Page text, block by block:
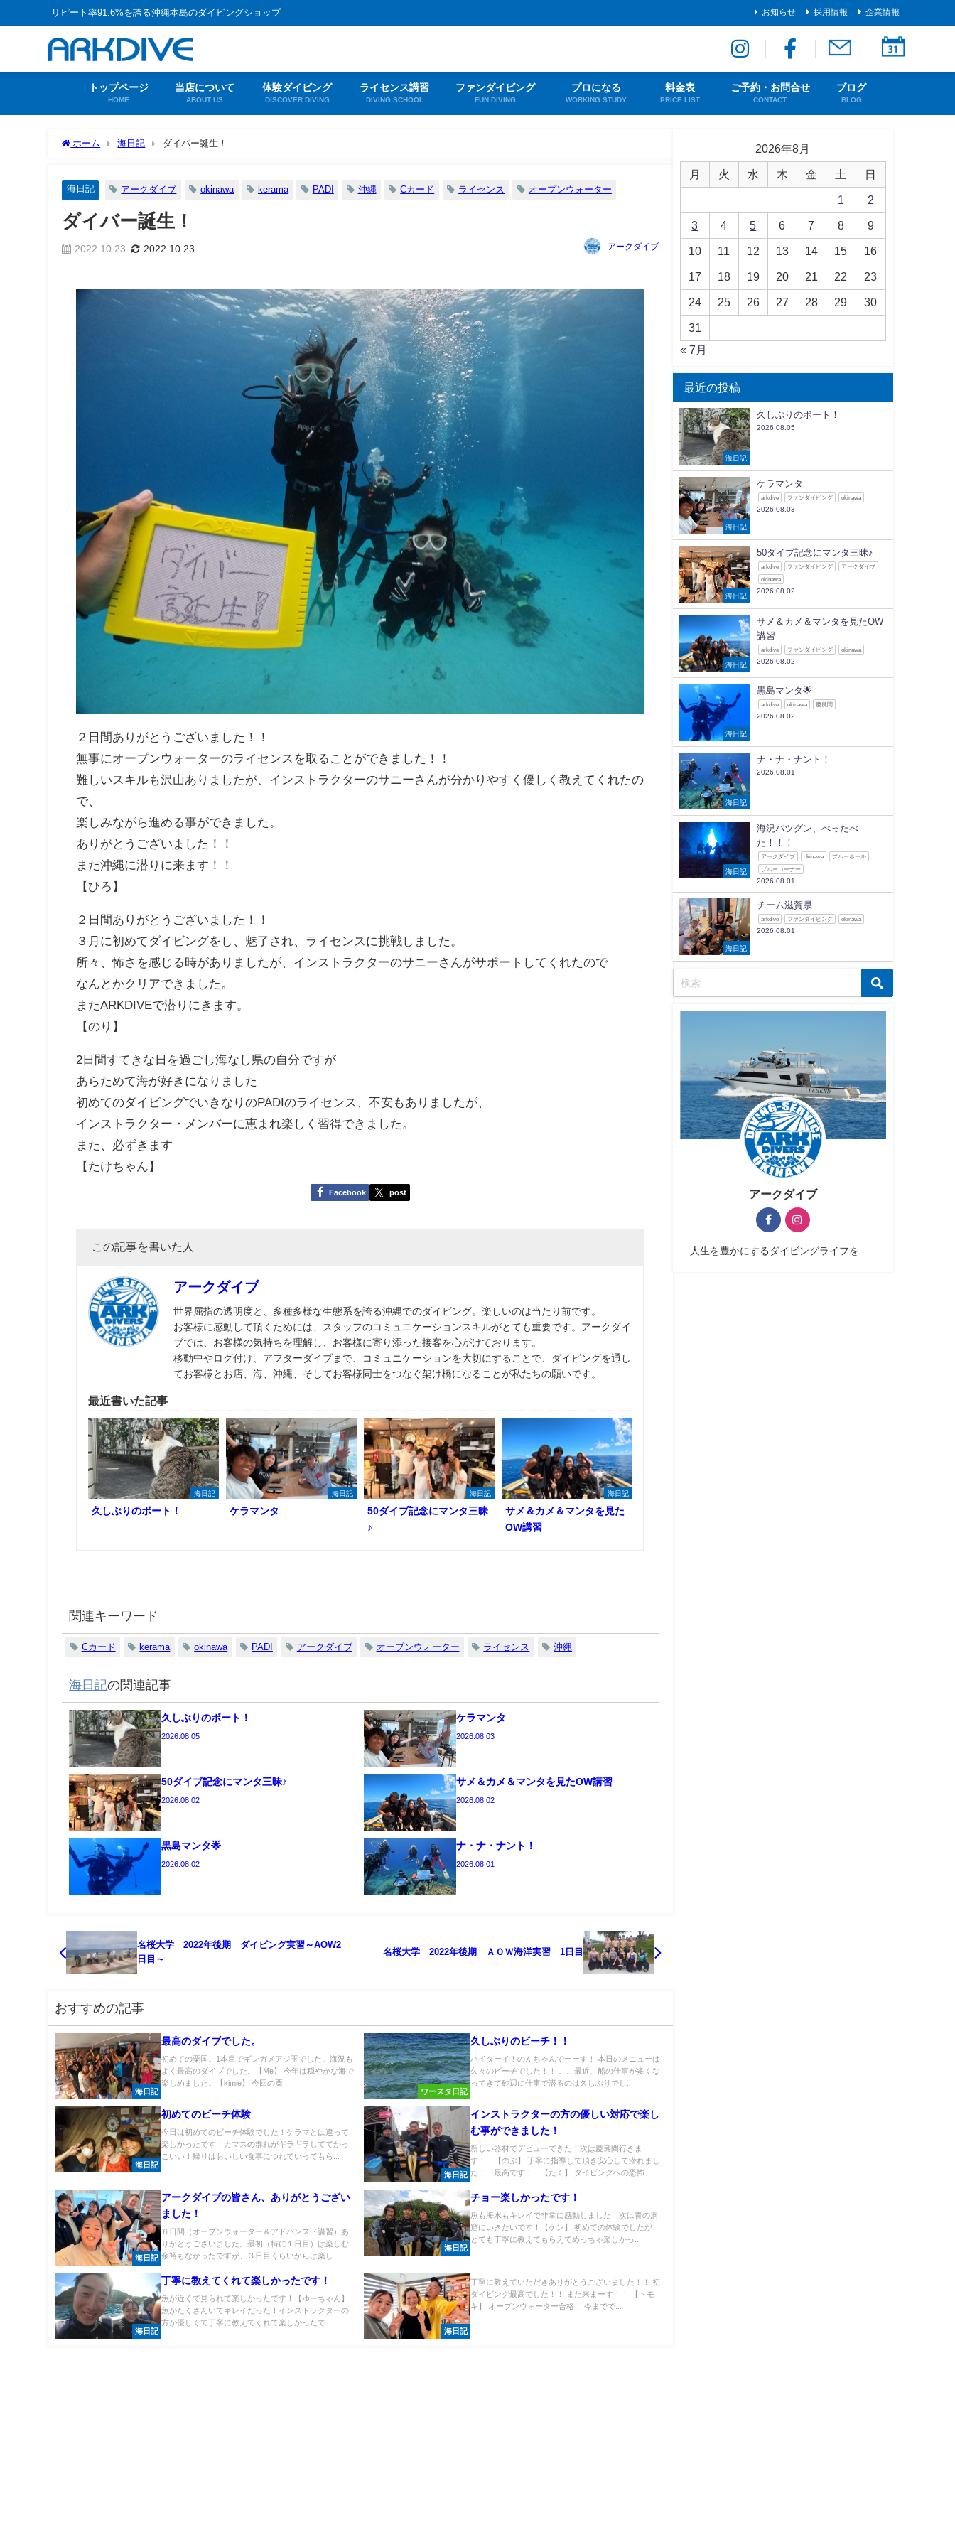
リピート率91.6%を誇る沖縄本島のダイビングショップ お知らせ 採用情報 企業情報
トップページ
HOME
当店について
ABOUT US
体験ダイビング
DISCOVER DIVING
ライセンス講習
DIVING SCHOOL
ファンダイビング
FUN DIVING
プロになる
WORKING STUDY
料金表
PRICE LIST
ご予約・お問合せ
CONTACT
ブログ
BLOG
ホーム 海日記 ダイバー誕生！
海日記 アークダイブ okinawa kerama PADI 沖縄 Cカード ライセンス オープンウォーター
ダイバー誕生！
2022.10.23 2022.10.23 アークダイブ
２日間ありがとうございました！！
無事にオープンウォーターのライセンスを取ることができました！！
難しいスキルも沢山ありましたが、インストラクターのサニーさんが分かりやすく優しく教えてくれたの
で、
楽しみながら進める事ができました。
ありがとうございました！！
また沖縄に潜りに来ます！！
【ひろ】
２日間ありがとうございました！！
３月に初めてダイビングをし、魅了され、ライセンスに挑戦しました。
所々、怖さを感じる時がありましたが、インストラクターのサニーさんがサポートしてくれたので
なんとかクリアできました。
またARKDIVEで潜りにきます。
【のり】
2日間すてきな日を過ごし海なし県の自分ですが
あらためて海が好きになりました
初めてのダイビングでいきなりのPADIのライセンス、不安もありましたが、
インストラクター・メンバーに恵まれ楽しく習得できました。
また、必ずきます
【たけちゃん】
Facebook post
この記事を書いた人
アークダイブ
世界屈指の透明度と、多種多様な生態系を誇る沖縄でのダイビング。楽しいのは当たり前です。
お客様に感動して頂くためには、スタッフのコミュニケーションスキルがとても重要です。アークダイ
ブでは、お客様の気持ちを理解し、お客様に寄り添った接客を心がけております。
移動中やログ付け、アフターダイブまで、コミュニケーションを大切にすることで、ダイビングを通し
てお客様とお店、海、沖縄、そしてお客様同士をつなぐ架け橋になることが私たちの願いです。
最近書いた記事
海日記
久しぶりのボート！
海日記
ケラマンタ
海日記
50ダイブ記念にマンタ三昧
♪
海日記
サメ＆カメ＆マンタを見た
OW講習
関連キーワード
Cカード kerama okinawa PADI アークダイブ オープンウォーター ライセンス 沖縄
海日記の関連記事
久しぶりのボート！
2026.08.05
ケラマンタ
2026.08.03
50ダイブ記念にマンタ三昧♪
2026.08.02
サメ＆カメ＆マンタを見たOW講習
2026.08.02
黒島マンタ🌟
2026.08.02
ナ・ナ・ナント！
2026.08.01
名桜大学 2022年後期 ダイビング実習～AOW2
日目～
名桜大学 2022年後期 ＡＯＷ海洋実習 1日目
おすすめの記事
海日記
最高のダイブでした。
初めての粟国。1本目でギンガメアジ玉でした。海況も
よく最高のダイブでした。【Me】 今年は穏やかな海で
楽しめました。【kimie】 今回の粟...
ワースタ日記
久しぶりのビーチ！！
ハイターイ！のんちゃんでーーす！ 本日のメニューは
久々のビーチでした！！ ここ最近、船の仕事が多くな
ってきて砂辺に仕事で潜るのは久しぶりでし...
海日記
初めてのビーチ体験
今日は初めてのビーチ体験でした！ケラマとは違って
楽しかったです！カマスの群れがギラギラしててかっ
こいい！帰りはおいしい食事につれていってもら...
海日記
インストラクターの方の優しい対応で楽し
む事ができました！
新しい器材でデビューできた！次は慶良間行きま
す！ 【のぶ】 丁寧に指導して頂き安心して潜れまし
た！ 最高です！ 【たく】 ダイビングへの恐怖...
海日記
アークダイブの皆さん、ありがとうござい
ました！
６日間（オープンウォーター＆アドバンスド講習）あ
りがとうございました。最初（特に１日目）は楽しむ
余裕もなかったですが、３日目くらいからは楽し...
海日記
チョー楽しかったです！
魚も海水もキレイで非常に感動しました！次は青の洞
窟にいきたいです！【ケン】 初めての体験でしたが、
とても丁寧に教えてもらえてめっちゃ楽しかっ...
海日記
丁寧に教えてくれて楽しかったです！
魚が近くで見られて楽しかったです！【ゆーちゃん】
魚がたくさんいてキレイだった！インストラクターの
方が優しくて丁寧に教えてくれて楽しかったで...
海日記
丁寧に教えていただきありがとうございました！！ 初
ダイビング最高でした！！ また来まーす！！ 【トモ
キ】 オープンウォーター合格！ 今までで...
2026年8月
月 火 水 木 金 土 日
1 2
3 4 5 6 7 8 9
10 11 12 13 14 15 16
17 18 19 20 21 22 23
24 25 26 27 28 29 30
31
« 7月
最近の投稿
海日記
久しぶりのボート！
2026.08.05
海日記
ケラマンタ
arkdive ファンダイビング okinawa
2026.08.03
海日記
50ダイブ記念にマンタ三昧♪
arkdive ファンダイビング アークダイブ
okinawa
2026.08.02
海日記
サメ＆カメ＆マンタを見たOW
講習
arkdive ファンダイビング okinawa
2026.08.02
海日記
黒島マンタ🌟
arkdive okinawa 慶良間
2026.08.02
海日記
ナ・ナ・ナント！
2026.08.01
海日記
海況バツグン、べったべ
た！！！
アークダイブ okinawa ブルーホール
ブルーコーナー
2026.08.01
海日記
チーム滋賀県
arkdive ファンダイビング okinawa
2026.08.01
アークダイブ
人生を豊かにするダイビングライフを